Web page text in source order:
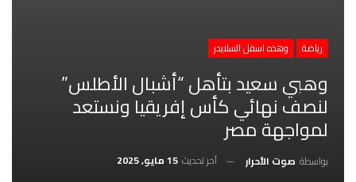
رياضة وهذه اسفل السلايدر
وهبي سعيد بتأهل “أشبال الأطلس”
لنصف نهائي كأس إفريقيا ونستعد
لمواجهة مصر
بواسطة صوت الأحرار آخر تحديث 15 مايو, 2025